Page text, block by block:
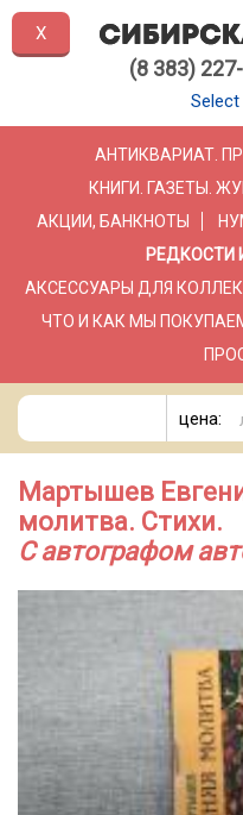
(8 383)
Select
АНТИКВАРИАТ.
КНИГИ. ГАЗЕТЫ.
АКЦИИ, БАНКНОТЫ
РЕДКОСТИ
АКСЕССУАРЫ ДЛЯ
ЧТО И КАК МЫ
цена:
Мартышев
молитва. Стихи.
С автографом
X